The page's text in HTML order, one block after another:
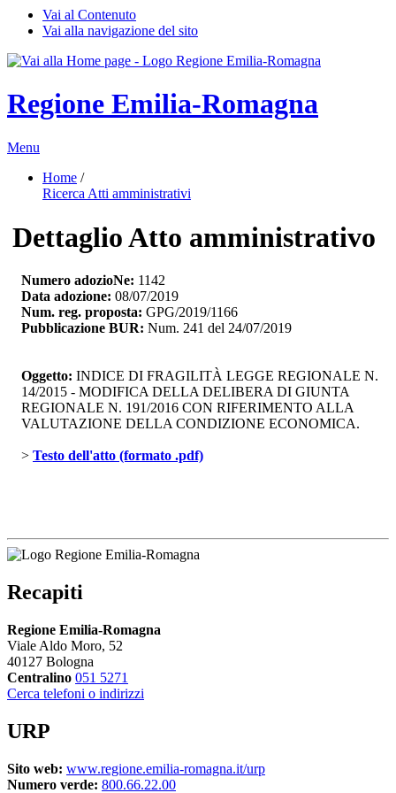
Vai al Contenuto
Vai alla navigazione del sito
Regione Emilia-Romagna
Menu
Home /
Ricerca Atti amministrativi
Dettaglio Atto amministrativo
Numero adozioNe: 1142
Data adozione: 08/07/2019
Num. reg. proposta: GPG/2019/1166
Pubblicazione BUR: Num. 241 del 24/07/2019
Oggetto: INDICE DI FRAGILITÀ LEGGE REGIONALE N.
14/2015 - MODIFICA DELLA DELIBERA DI GIUNTA
REGIONALE N. 191/2016 CON RIFERIMENTO ALLA
VALUTAZIONE DELLA CONDIZIONE ECONOMICA.
> Testo dell'atto (formato .pdf)
Recapiti
Regione Emilia-Romagna
Viale Aldo Moro, 52
40127 Bologna
Centralino 051 5271
Cerca telefoni o indirizzi
URP
Sito web: www.regione.emilia-romagna.it/urp
Numero verde: 800.66.22.00